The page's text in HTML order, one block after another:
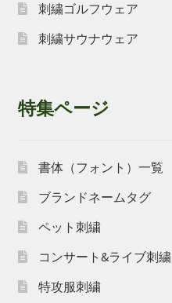
刺繍ゴルフウェア
刺繍サウナウェア
特集ページ
書体（フォント）一覧
ブランドネームタグ
ペット刺繍
コンサート&ライブ刺繍
特攻服刺繍